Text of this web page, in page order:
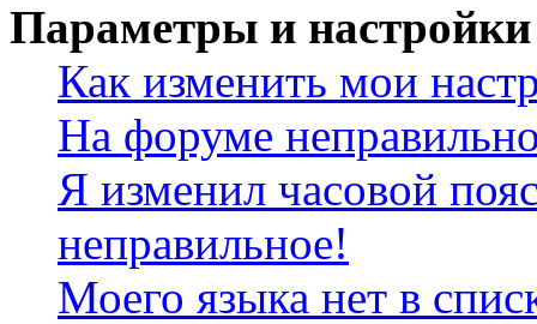
Параметры и настройки
Как изменить мои
На форуме
Я изменил часовой
неправильное!
Моего языка нет в